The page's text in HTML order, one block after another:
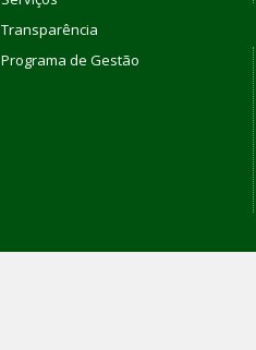
Transparência
Programa de Gestão